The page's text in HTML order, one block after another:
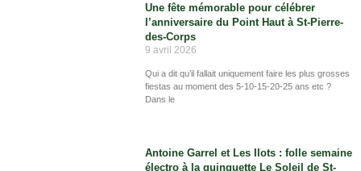
Une fête mémorable pour célébrer
l’anniversaire du Point Haut à St-Pierre-
des-Corps
9 avril 2026
Qui a dit qu’il fallait uniquement faire les plus grosses
fiestas au moment des 5-10-15-20-25 ans etc ?
Dans le
Antoine Garrel et Les Ilots : folle semaine
électro à la guinguette Le Soleil de St-